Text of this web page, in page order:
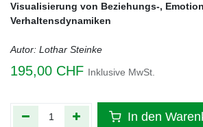
Visualisierung von Beziehungs-,
Verhaltensdynamiken
Autor: Lothar Steinke
195,00 CHF Inklusive MwSt.
In den